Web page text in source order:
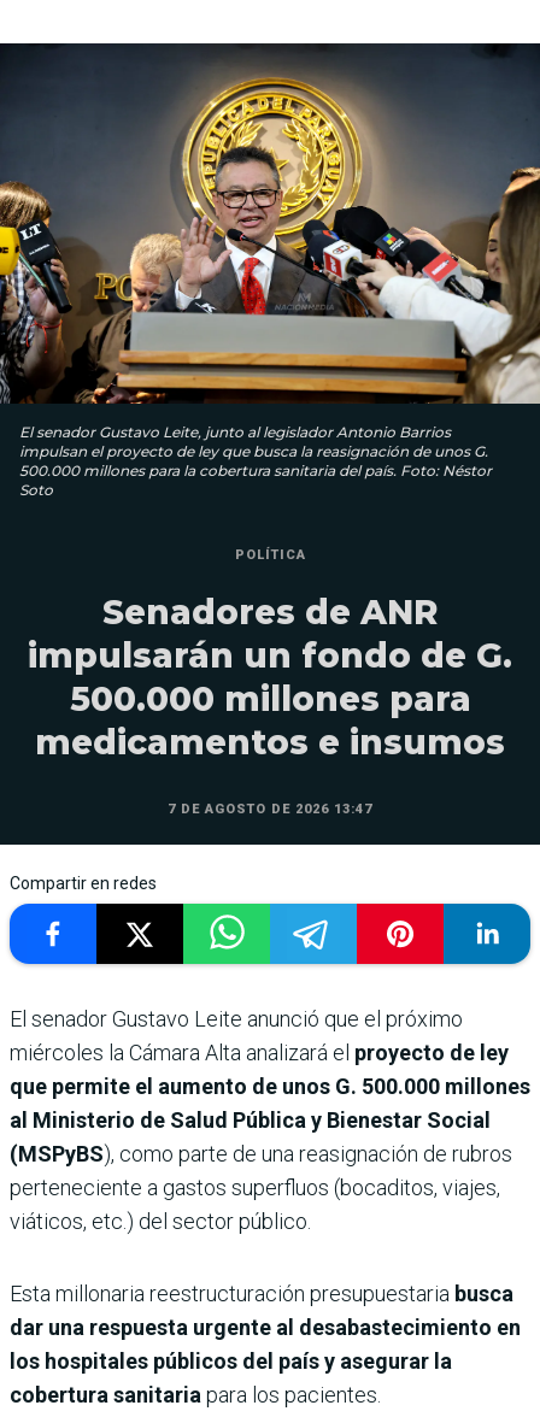
El senador Gustavo Leite, junto al legislador Antonio Barrios
impulsan el proyecto de ley que busca la reasignación de unos G.
500.000 millones para la cobertura sanitaria del país. Foto: Néstor
Soto
POLÍTICA
Senadores de ANR
impulsarán un fondo de G.
500.000 millones para
medicamentos e insumos
7 DE AGOSTO DE 2026 13:47
Compartir en redes
El senador Gustavo Leite anunció que el próximo
miércoles la Cámara Alta analizará el proyecto de ley
que permite el aumento de unos G. 500.000 millones
al Ministerio de Salud Pública y Bienestar Social
(MSPyBS), como parte de una reasignación de rubros
perteneciente a gastos superfluos (bocaditos, viajes,
viáticos, etc.) del sector público.
Esta millonaria reestructuración presupuestaria busca
dar una respuesta urgente al desabastecimiento en
los hospitales públicos del país y asegurar la
cobertura sanitaria para los pacientes.